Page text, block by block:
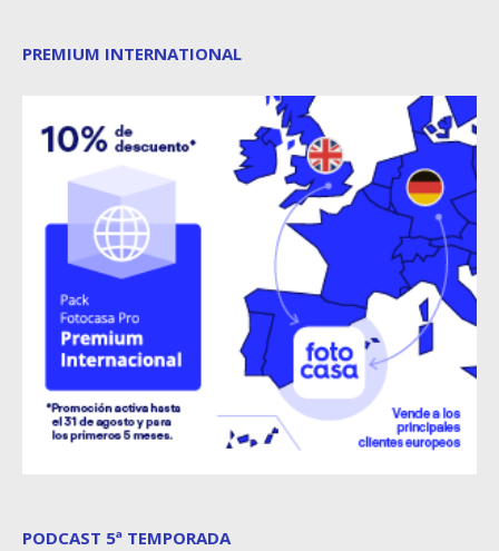
PREMIUM INTERNATIONAL
PODCAST 5ª TEMPORADA